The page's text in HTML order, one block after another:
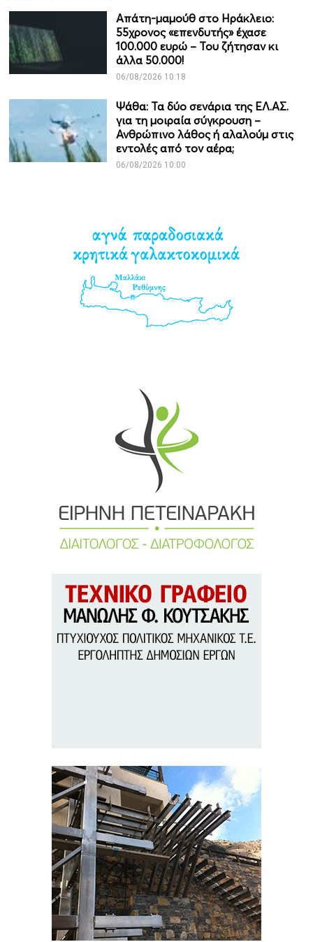
Απάτη-μαμούθ στο Ηράκλειο:
55χρονος «επενδυτής» έχασε
100.000 ευρώ – Του ζήτησαν κι
άλλα 50.000!
06/08/2026 10:18
Ψάθα: Τα δύο σενάρια της ΕΛ.ΑΣ.
για τη μοιραία σύγκρουση –
Ανθρώπινο λάθος ή αλαλούμ στις
εντολές από τον αέρα;
06/08/2026 10:00